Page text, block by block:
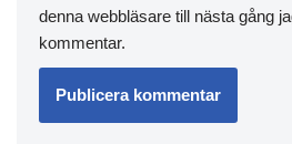
denna webbläsare till nästa gång
kommentar.